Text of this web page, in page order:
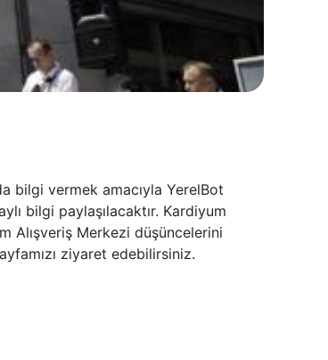
bilgi vermek amacıyla YerelBot
bilgi paylaşılacaktır. Kardiyum
Alışveriş Merkezi düşüncelerini
ziyaret edebilirsiniz.